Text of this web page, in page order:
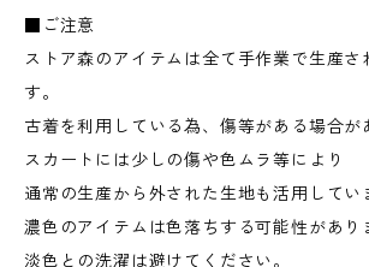
■ご注意
ストア森のアイテムは全て手作業で生産さ
す。
古着を利用している為、傷等がある場合が
スカートには少しの傷や色ムラ等により
通常の生産から外された生地も活用してい
濃色のアイテムは色落ちする可能性があり
淡色との洗濯は避けてください。